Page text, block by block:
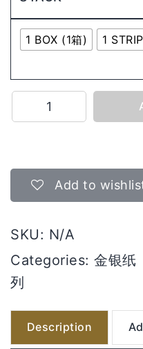
1 BOX (1箱) 1
文
Add to
SKU: N/A
Categories: 金银纸
列
Description